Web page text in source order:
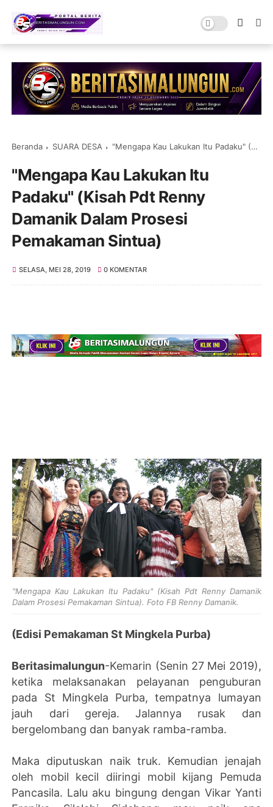
Beranda SUARA DESA "Mengapa Kau Lakukan Itu Padaku" (Kisah Pdt Renny Damanik Dalam Prosesi Pemakaman Sintua)
"Mengapa Kau Lakukan Itu
Padaku" (Kisah Pdt Renny
Damanik Dalam Prosesi
Pemakaman Sintua)
SELASA, MEI 28, 2019 0 KOMENTAR
"Mengapa Kau Lakukan Itu Padaku" (Kisah Pdt Renny Damanik
Dalam Prosesi Pemakaman Sintua). Foto FB Renny Damanik.
(Edisi Pemakaman St Mingkela Purba)
Beritasimalungun-Kemarin (Senin 27 Mei 2019),
ketika melaksanakan pelayanan penguburan
pada St Mingkela Purba, tempatnya lumayan
jauh dari gereja. Jalannya rusak dan
bergelombang dan banyak ramba-ramba.
Maka diputuskan naik truk. Kemudian jenajah
oleh mobil kecil diiringi mobil kijang Pemuda
Pancasila. Lalu aku bingung dengan Vikar Yanti